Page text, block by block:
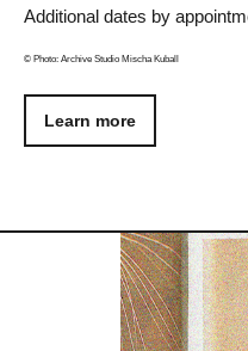
Additional dates by
© Photo: Archive Studio Mischa Kuball
Learn more